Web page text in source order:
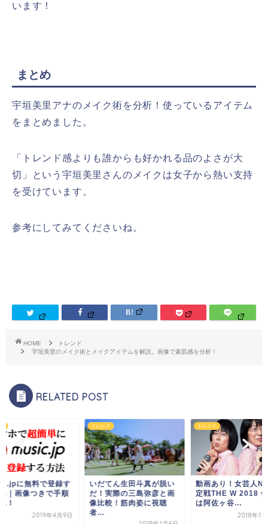
います！
まとめ
宇垣美里アナのメイク術を分析！使っているアイテム
をまとめました。
「トレンド感よりも誰からも好かれる品のよさが大
切」という宇垣美里さんのメイクは女子から熱い支持
を受けています。
参考にしてみてくださいね。
HOME
トレンド
宇垣美里のメイク術とメイクアイテムを解説。画像で素肌感を分析！
RELATED POST
に無料で登録す
｜画像つきで手順
！
2019年4月9日
トレンド
いだてん生田斗真が脱い
だ！実際の三島弥彦と画
像比較！筋肉姿に視聴
者...
トレンド
動画あり！女芸人
定戦THE W 2018
は阿佐ヶ谷...
2018年12